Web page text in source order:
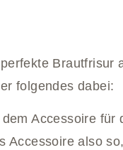
Brautfrisur
folgendes dabei:
Accessoire
Accessoire also